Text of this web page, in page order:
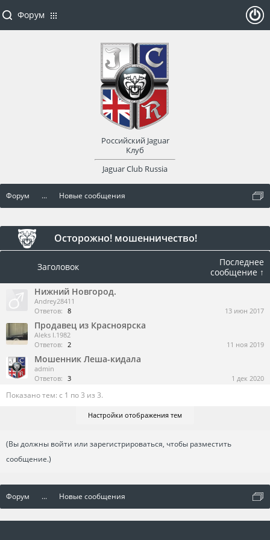
Форум ... Новые сообщения
Осторожно! мошенничество!
Заголовок
Последнее
сообщение ↑
Нижний Новгород.
Andrey28411
Ответов: 8 13 июн 2017
Продавец из Красноярска
Aleks I.1982
Ответов: 2 11 ноя 2019
Мошенник Леша-кидала
admin
Ответов: 3 1 дек 2020
Показано тем: с 1 по 3 из 3.
Настройки отображения тем
(Вы должны войти или зарегистрироваться, чтобы разместить
сообщение.)
Форум ... Новые сообщения
Форум
Российский Jaguar
Клуб
Jaguar Club Russia
оват